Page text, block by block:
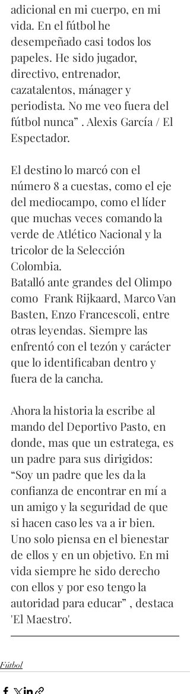
adicional en mi cuerpo, en mi
vida. En el fútbol he
desempeñado casi todos los
papeles. He sido jugador,
directivo, entrenador,
cazatalentos, mánager y
periodista. No me veo fuera del
fútbol nunca” . Alexis García / El
Espectador.
El destino lo marcó con el
número 8 a cuestas, como el eje
del mediocampo, como el líder
que muchas veces comando la
verde de Atlético Nacional y la
tricolor de la Selección
Colombia.
Batalló ante grandes del Olimpo
como  Frank Rijkaard, Marco Van
Basten, Enzo Francescoli, entre
otras leyendas. Siempre las
enfrentó con el tezón y carácter
que lo identificaban dentro y
fuera de la cancha.
Ahora la historia la escribe al
mando del Deportivo Pasto, en
donde, mas que un estratega, es
un padre para sus dirigidos:
“Soy un padre que les da la
confianza de encontrar en mí a
un amigo y la seguridad de que
si hacen caso les va a ir bien.
Uno solo piensa en el bienestar
de ellos y en un objetivo. En mi
vida siempre he sido derecho
con ellos y por eso tengo la
autoridad para educar” , destaca
'El Maestro'.
Fútbol